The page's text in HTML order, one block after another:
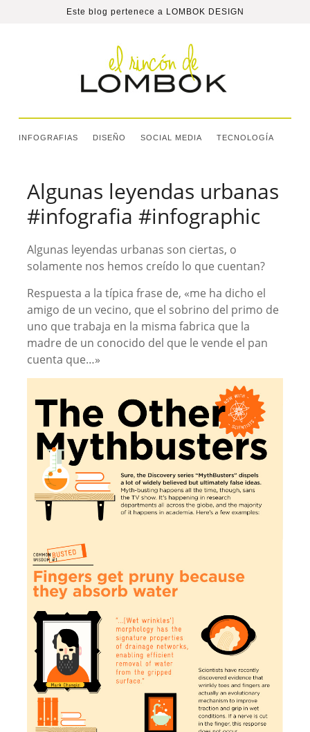
Este blog pertenece a LOMBOK DESIGN
INFOGRAFIAS DISEÑO SOCIAL MEDIA TECNOLOGÍA
Algunas leyendas urbanas
#infografia #infographic
Algunas leyendas urbanas son ciertas, o
solamente nos hemos creído lo que cuentan?
Respuesta a la típica frase de, «me ha dicho el
amigo de un vecino, que el sobrino del primo de
uno que trabaja en la misma fabrica que la
madre de un conocido del que le vende el pan
cuenta que…»